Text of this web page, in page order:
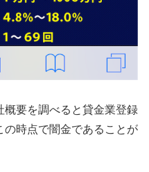
概要を調べると貸金業登録
時点で闇金であることが